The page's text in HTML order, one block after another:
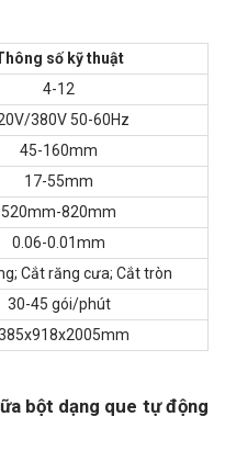
số kỹ thuật
4-12
380V 50-60Hz
45-160mm
17-55mm
520mm-820mm
0.06-0.01mm
Cắt răng cưa; Cắt tròn
30-45 gói/phút
bột dạng que tự động